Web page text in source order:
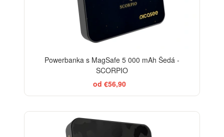
Powerbanka s MagSafe 5 000 mAh Šedá -
SCORPIO
od €56,90